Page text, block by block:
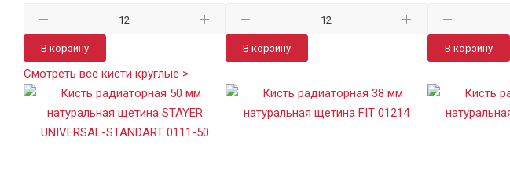
В корзину В корзину В корзину
Смотреть все кисти круглые >